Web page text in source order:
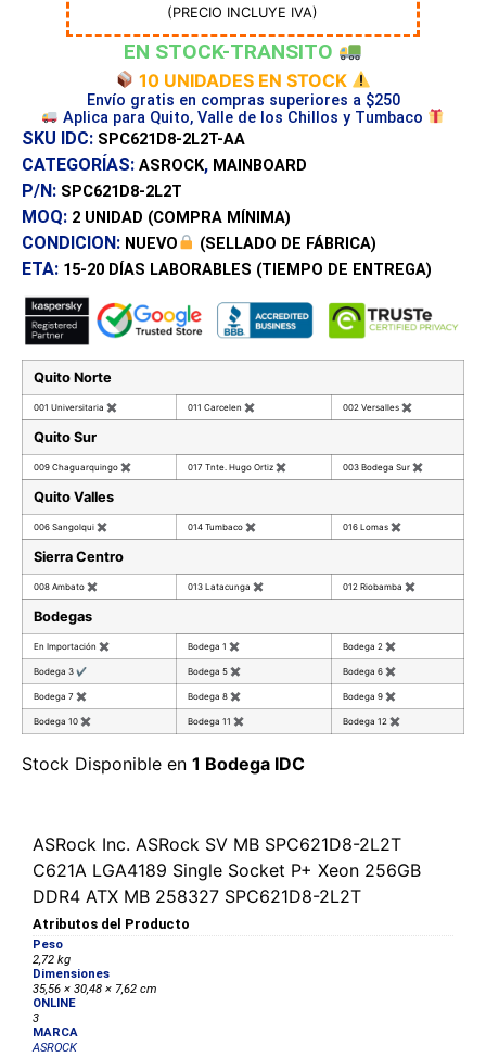
(PRECIO INCLUYE IVA)
EN STOCK-TRANSITO
10 UNIDADES EN STOCK
Envío gratis en compras superiores a $250
Aplica para Quito, Valle de los Chillos y Tumbaco
SKU IDC: SPC621D8-2L2T-AA
CATEGORÍAS: ASROCK, MAINBOARD
P/N: SPC621D8-2L2T
MOQ: 2 UNIDAD (COMPRA MÍNIMA)
CONDICION: NUEVO (SELLADO DE FÁBRICA)
ETA: 15-20 DÍAS LABORABLES (TIEMPO DE ENTREGA)
Quito Norte
001 Universitaria ✖ 011 Carcelen ✖ 002 Versalles ✖
Quito Sur
009 Chaguarquingo ✖ 017 Tnte. Hugo Ortiz ✖ 003 Bodega Sur ✖
Quito Valles
006 Sangolqui ✖ 014 Tumbaco ✖ 016 Lomas ✖
Sierra Centro
008 Ambato ✖ 013 Latacunga ✖ 012 Riobamba ✖
Bodegas
En Importación ✖ Bodega 1 ✖ Bodega 2 ✖
Bodega 3 ✔ Bodega 5 ✖ Bodega 6 ✖
Bodega 7 ✖ Bodega 8 ✖ Bodega 9 ✖
Bodega 10 ✖ Bodega 11 ✖ Bodega 12 ✖
Stock Disponible en 1 Bodega IDC
ASRock Inc. ASRock SV MB SPC621D8-2L2T
C621A LGA4189 Single Socket P+ Xeon 256GB
DDR4 ATX MB 258327 SPC621D8-2L2T
Atributos del Producto
Peso
2,72 kg
Dimensiones
35,56 × 30,48 × 7,62 cm
ONLINE
3
MARCA
ASROCK